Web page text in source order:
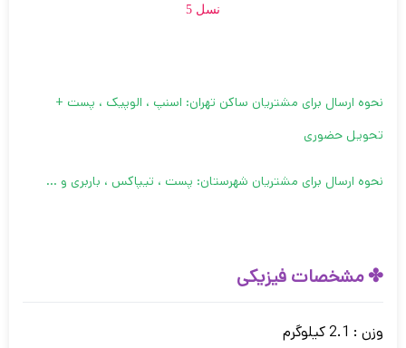
نحوه ارسال برای مشتریان ساکن تهران: اسنپ ، الوپیک ، پست +
تحویل حضوری
نحوه ارسال برای مشتریان شهرستان: پست ، تیپاکس ، باربری و …
✤ مشخصات فیزیکی
وزن : 2.1 کیلوگرم